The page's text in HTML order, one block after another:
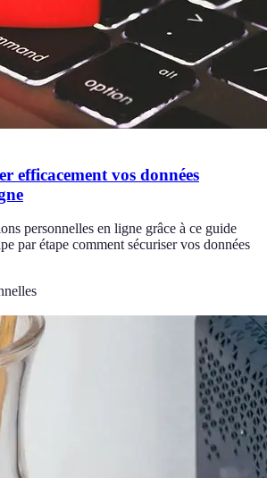
efficacement vos données
personnelles en ligne grâce à ce guide
par étape comment sécuriser vos données